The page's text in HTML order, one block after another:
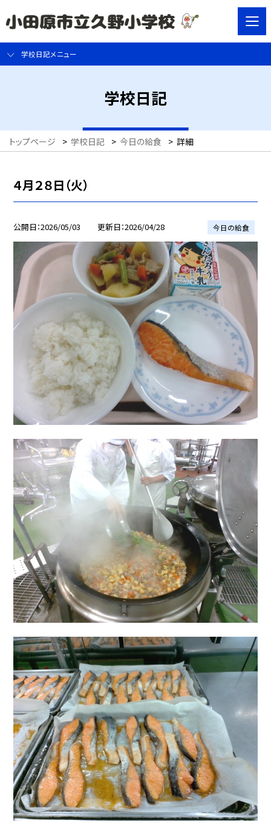
学校日記メニュー
学校日記
トップページ > 学校日記 > 今日の給食 > 詳細
４月２８日（火）
公開日 2026/05/03 更新日 2026/04/28 今日の給食